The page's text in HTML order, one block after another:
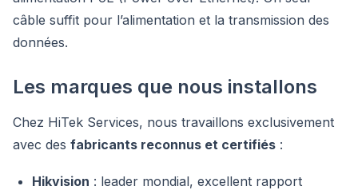
câble suffit pour l’alimentation et la transmission des
données.
Les marques que nous installons
Chez HiTek Services, nous travaillons exclusivement
avec des fabricants reconnus et certifiés :
Hikvision : leader mondial, excellent rapport